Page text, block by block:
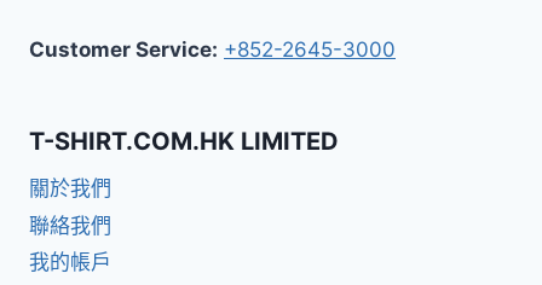
Customer Service: +852-2645-3000
T-SHIRT.COM.HK LIMITED
關於我們
聯絡我們
我的帳戶